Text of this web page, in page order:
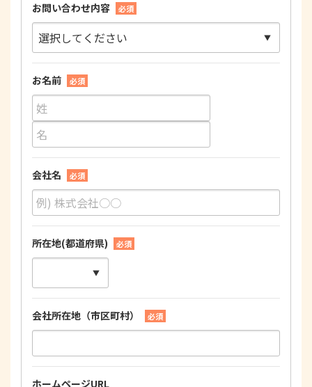
お問い合わせ内容 必須
お名前 必須
会社名 必須
所在地(都道府県) 必須
会社所在地（市区町村） 必須
ホームページURL